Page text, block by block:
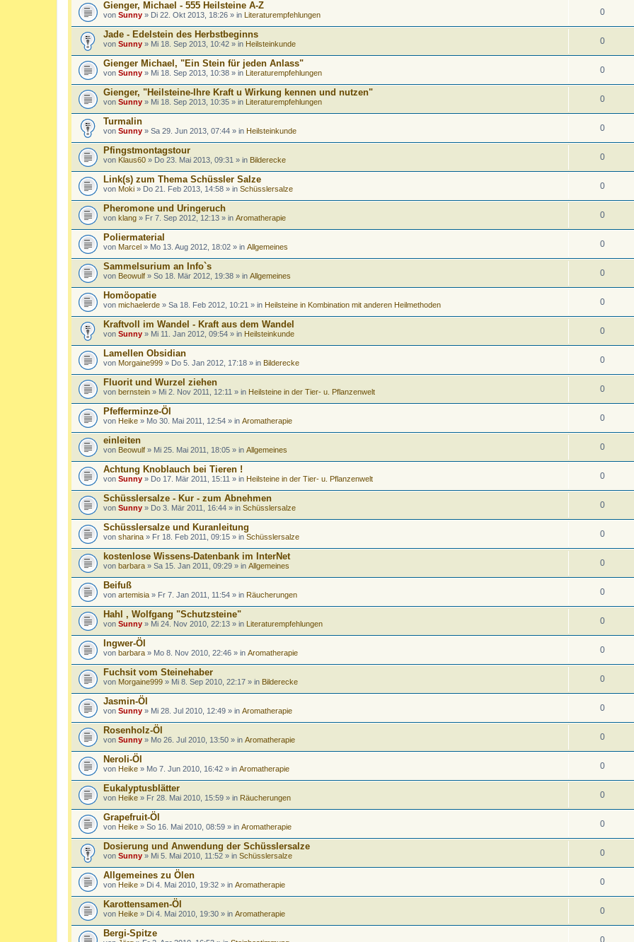
Gienger, Michael - 555 Heilsteine A-Z
von Sunny » Di 22. Okt 2013, 18:26 » in Literaturempfehlungen 0
Jade - Edelstein des Herbstbeginns
von Sunny » Mi 18. Sep 2013, 10:42 » in Heilsteinkunde 0
Gienger Michael, "Ein Stein für jeden Anlass"
von Sunny » Mi 18. Sep 2013, 10:38 » in Literaturempfehlungen 0
Gienger, "Heilsteine-Ihre Kraft u Wirkung kennen und nutzen"
von Sunny » Mi 18. Sep 2013, 10:35 » in Literaturempfehlungen 0
Turmalin
von Sunny » Sa 29. Jun 2013, 07:44 » in Heilsteinkunde 0
Pfingstmontagstour
von Klaus60 » Do 23. Mai 2013, 09:31 » in Bilderecke 0
Link(s) zum Thema Schüssler Salze
von Moki » Do 21. Feb 2013, 14:58 » in Schüsslersalze 0
Pheromone und Uringeruch
von klang » Fr 7. Sep 2012, 12:13 » in Aromatherapie 0
Poliermaterial
von Marcel » Mo 13. Aug 2012, 18:02 » in Allgemeines 0
Sammelsurium an Info`s
von Beowulf » So 18. Mär 2012, 19:38 » in Allgemeines 0
Homöopatie
von michaelerde » Sa 18. Feb 2012, 10:21 » in Heilsteine in Kombination mit anderen Heilmethoden 0
Kraftvoll im Wandel - Kraft aus dem Wandel
von Sunny » Mi 11. Jan 2012, 09:54 » in Heilsteinkunde 0
Lamellen Obsidian
von Morgaine999 » Do 5. Jan 2012, 17:18 » in Bilderecke 0
Fluorit und Wurzel ziehen
von bernstein » Mi 2. Nov 2011, 12:11 » in Heilsteine in der Tier- u. Pflanzenwelt 0
Pfefferminze-Öl
von Heike » Mo 30. Mai 2011, 12:54 » in Aromatherapie 0
einleiten
von Beowulf » Mi 25. Mai 2011, 18:05 » in Allgemeines 0
Achtung Knoblauch bei Tieren !
von Sunny » Do 17. Mär 2011, 15:11 » in Heilsteine in der Tier- u. Pflanzenwelt 0
Schüsslersalze - Kur - zum Abnehmen
von Sunny » Do 3. Mär 2011, 16:44 » in Schüsslersalze 0
Schüsslersalze und Kuranleitung
von sharina » Fr 18. Feb 2011, 09:15 » in Schüsslersalze 0
kostenlose Wissens-Datenbank im InterNet
von barbara » Sa 15. Jan 2011, 09:29 » in Allgemeines 0
Beifuß
von artemisia » Fr 7. Jan 2011, 11:54 » in Räucherungen 0
Hahl , Wolfgang "Schutzsteine"
von Sunny » Mi 24. Nov 2010, 22:13 » in Literaturempfehlungen 0
Ingwer-Öl
von barbara » Mo 8. Nov 2010, 22:46 » in Aromatherapie 0
Fuchsit vom Steinehaber
von Morgaine999 » Mi 8. Sep 2010, 22:17 » in Bilderecke 0
Jasmin-Öl
von Sunny » Mi 28. Jul 2010, 12:49 » in Aromatherapie 0
Rosenholz-Öl
von Sunny » Mo 26. Jul 2010, 13:50 » in Aromatherapie 0
Neroli-Öl
von Heike » Mo 7. Jun 2010, 16:42 » in Aromatherapie 0
Eukalyptusblätter
von Heike » Fr 28. Mai 2010, 15:59 » in Räucherungen 0
Grapefruit-Öl
von Heike » So 16. Mai 2010, 08:59 » in Aromatherapie 0
Dosierung und Anwendung der Schüsslersalze
von Sunny » Mi 5. Mai 2010, 11:52 » in Schüsslersalze 0
Allgemeines zu Ölen
von Heike » Di 4. Mai 2010, 19:32 » in Aromatherapie 0
Karottensamen-Öl
von Heike » Di 4. Mai 2010, 19:30 » in Aromatherapie 0
Bergi-Spitze
0